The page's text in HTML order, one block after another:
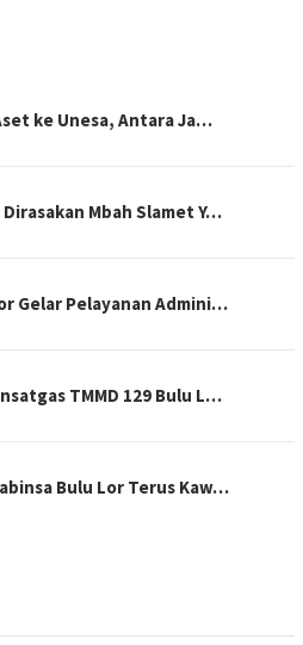
ke Unesa, Antara Ja…
Mbah Slamet Y…
Gelar Pelayanan Admini…
TMMD 129 Bulu L…
Bulu Lor Terus Kaw…